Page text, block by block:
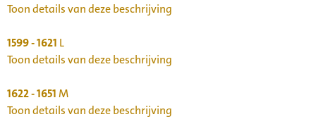
Toon details van deze beschrijving
1599 - 1621 L
Toon details van deze beschrijving
1622 - 1651M
Toon details van deze beschrijving